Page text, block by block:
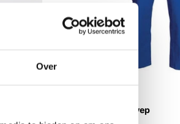
Over
kinder overall Havep
€34,10